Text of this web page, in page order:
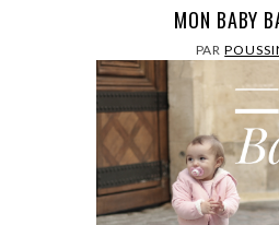
MON BABY
PAR